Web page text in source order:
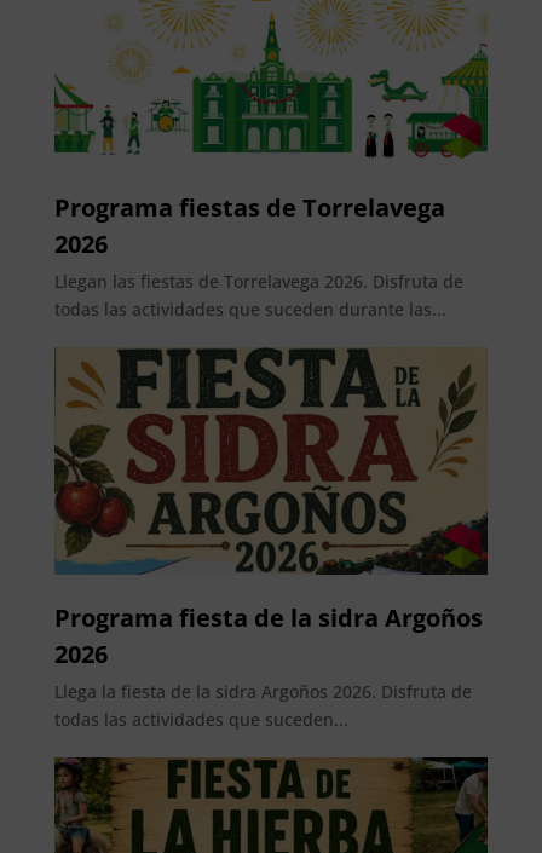
Programa fiestas de Torrelavega
2026
Llegan las fiestas de Torrelavega 2026. Disfruta de
todas las actividades que suceden durante las...
Programa fiesta de la sidra Argoños
2026
Llega la fiesta de la sidra Argoños 2026. Disfruta de
todas las actividades que suceden...